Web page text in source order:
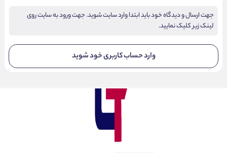
جهت ارسال و دیدگاه خود باید ابتدا وارد سایت شوید. جهت ورود به سایت روی
لینک زیر کلیک نمایید.
وارد حساب کاربری خود شوید